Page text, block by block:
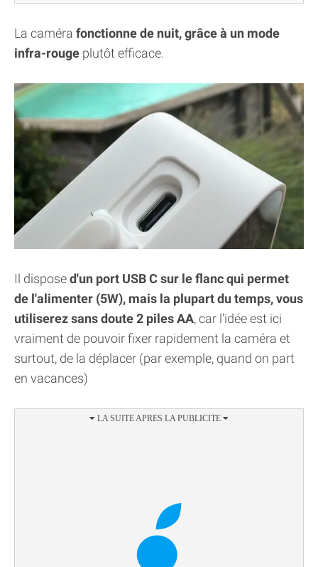
La caméra fonctionne de nuit, grâce à un mode
infra-rouge plutôt efficace.
Il disposed'un port USB C sur le flanc qui permet
de l'alimenter (5W), mais la plupart du temps, vous
utiliserez sans doute 2 piles AA, car l'idée est ici
vraiment de pouvoir fixer rapidement la caméra et
surtout, de la déplacer (par exemple, quand on part
en vacances)